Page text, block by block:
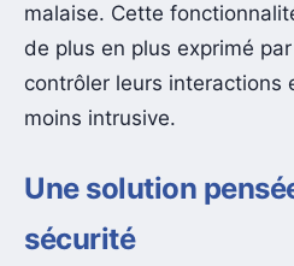
malaise. Cette
de plus en plus exprimé
contrôler leurs interactions
moins intrusive.
Une solution
sécurité